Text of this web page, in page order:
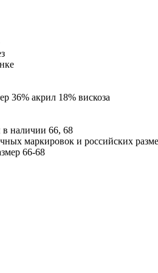
36% акрил 18% вискоза
в наличии 66, 68
маркировок и российских
66-68